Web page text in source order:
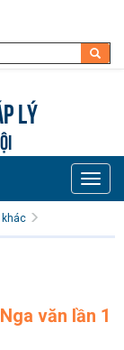
lý
Toggle
khác
văn lần 1